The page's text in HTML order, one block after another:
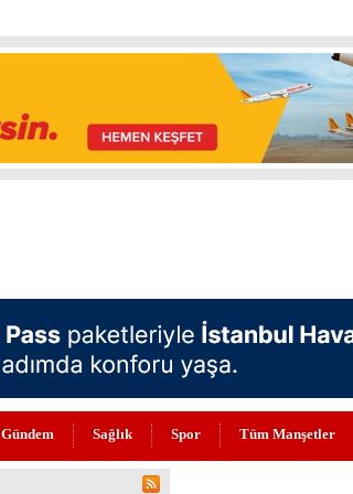
Gündem Sağlık Spor Tüm Manşetler